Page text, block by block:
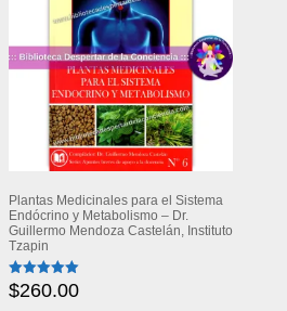
Plantas Medicinales para el Sistema
Endócrino y Metabolismo – Dr.
Guillermo Mendoza Castelán, Instituto
Tzapin
Valorado
con
$260.00